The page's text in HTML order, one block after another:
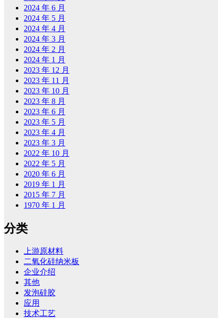
2024 年 6 月
2024 年 5 月
2024 年 4 月
2024 年 3 月
2024 年 2 月
2024 年 1 月
2023 年 12 月
2023 年 11 月
2023 年 10 月
2023 年 8 月
2023 年 6 月
2023 年 5 月
2023 年 4 月
2023 年 3 月
2022 年 10 月
2022 年 5 月
2020 年 6 月
2019 年 1 月
2015 年 7 月
1970 年 1 月
分类
上游原材料
二氧化硅纳米板
企业介绍
其他
发泡硅胶
应用
技术工艺